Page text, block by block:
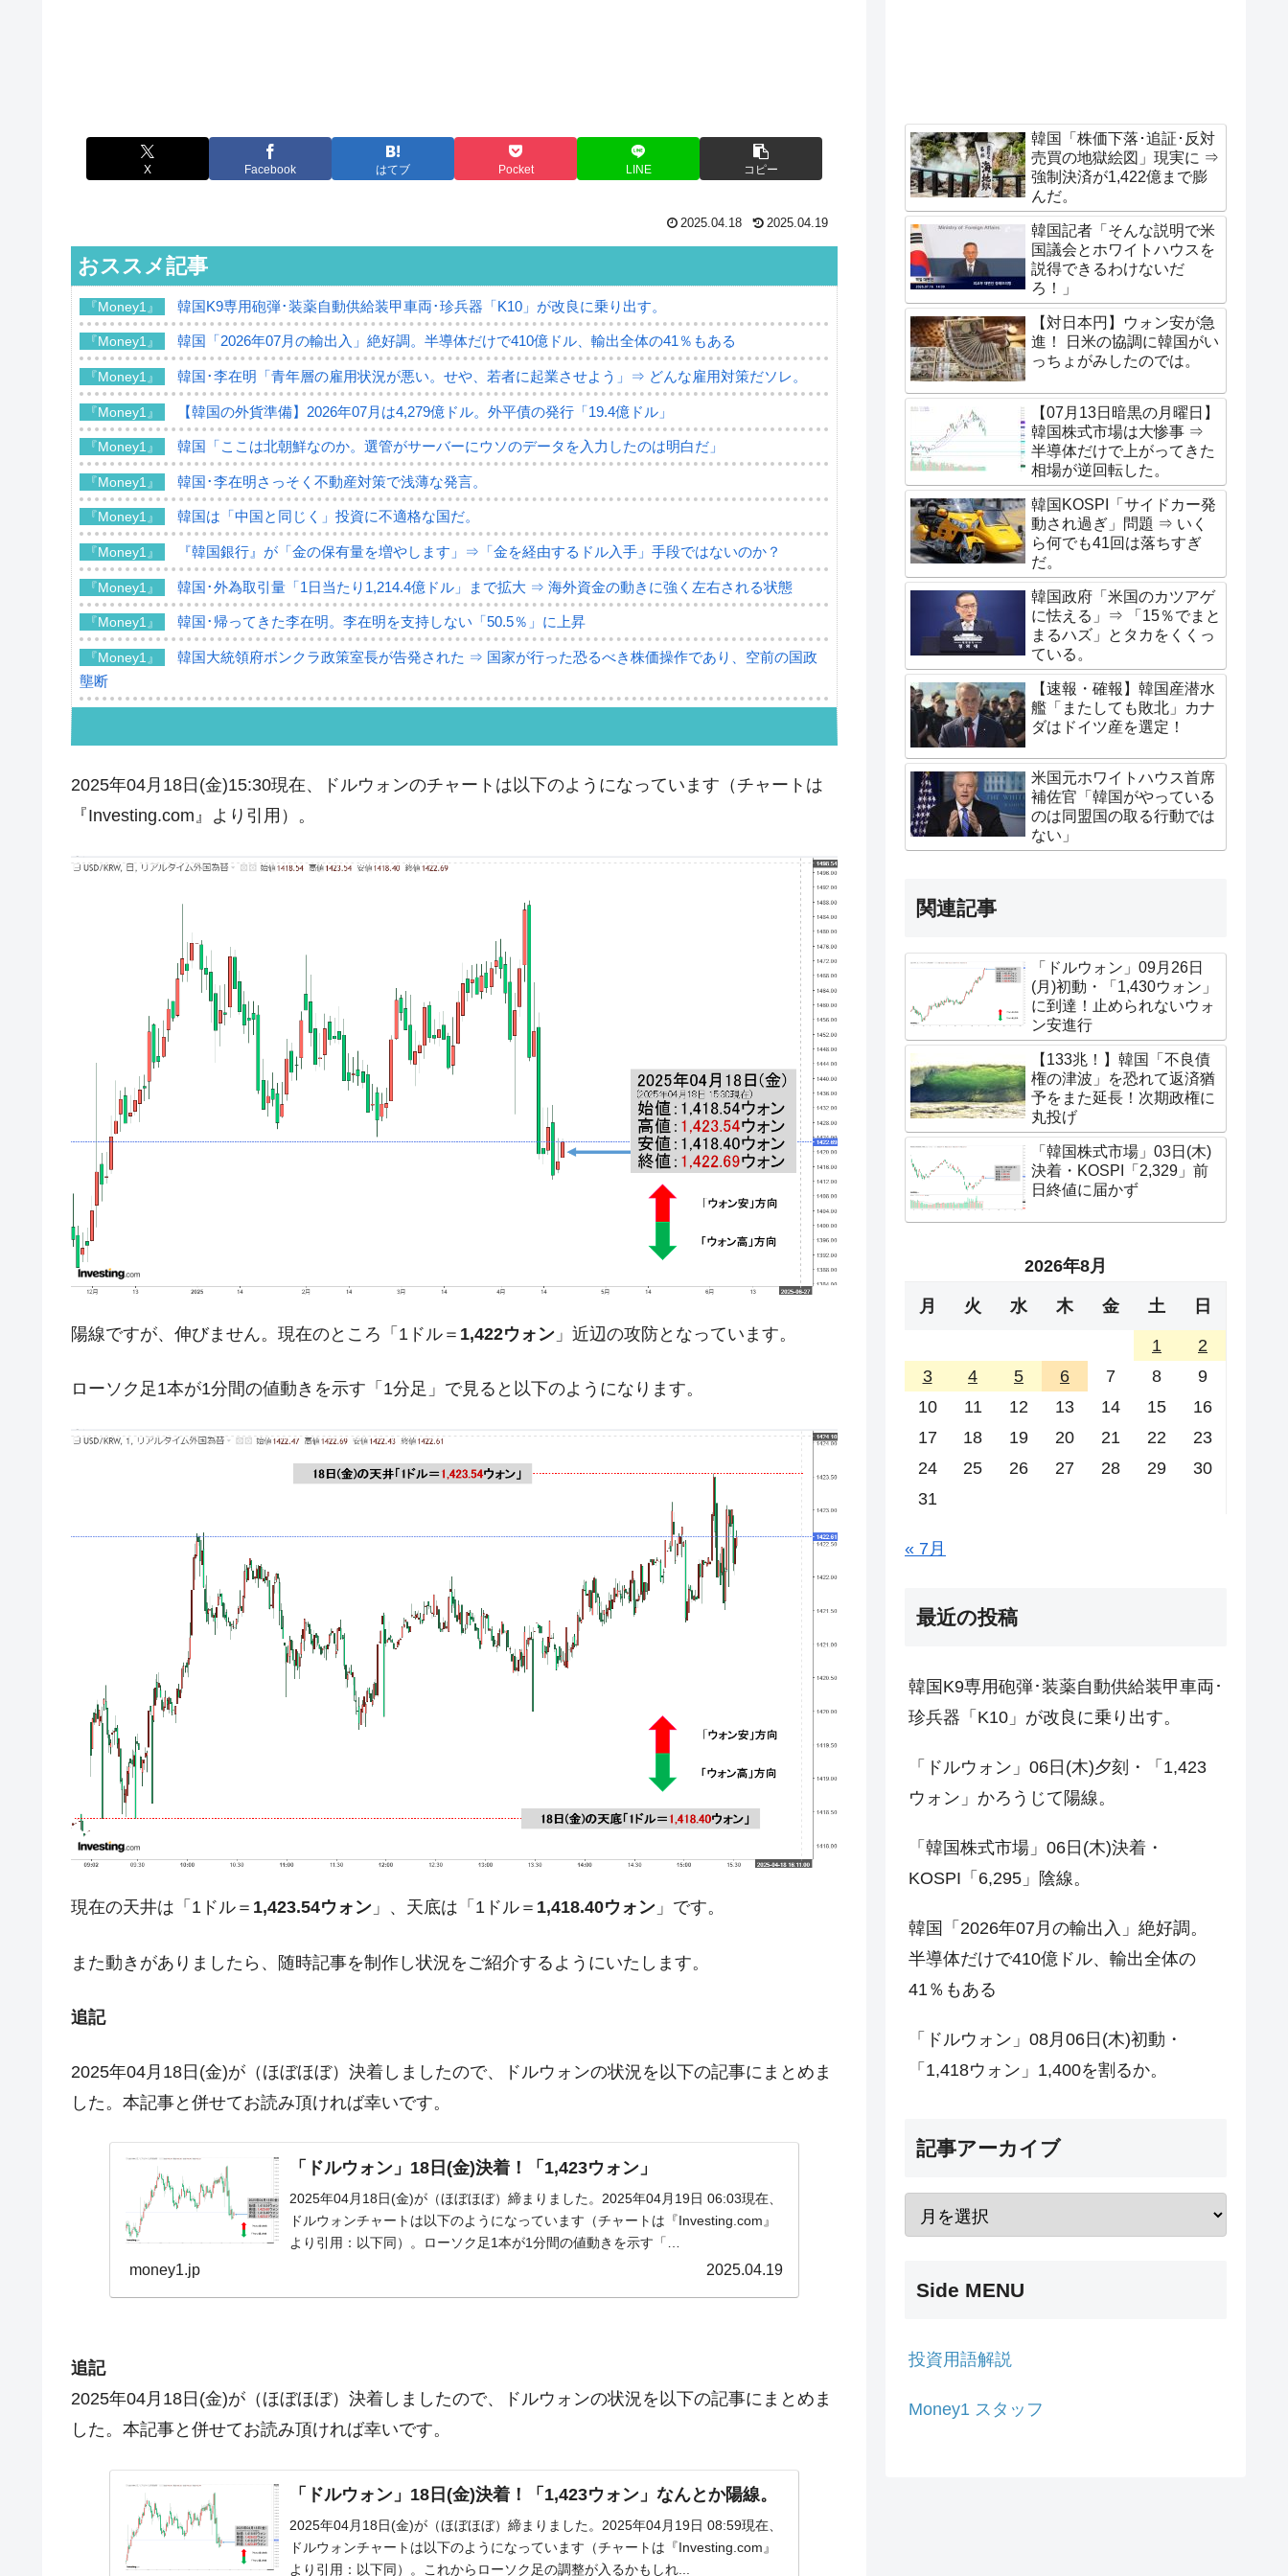
X Facebook はてブ Pocket LINE コピー
2025.04.18 2025.04.19
おススメ記事
『Money1』 韓国K9専用砲弾･装薬自動供給装甲車両･珍兵器「K10」が改良に乗り出す。
『Money1』 韓国「2026年07月の輸出入」絶好調。半導体だけで410億ドル、輸出全体の41％もある
『Money1』 韓国･李在明「青年層の雇用状況が悪い。せや、若者に起業させよう」⇒ どんな雇用対策だソレ。
『Money1』 【韓国の外貨準備】2026年07月は4,279億ドル。外平債の発行「19.4億ドル」
『Money1』 韓国「ここは北朝鮮なのか。選管がサーバーにウソのデータを入力したのは明白だ」
『Money1』 韓国･李在明さっそく不動産対策で浅薄な発言。
『Money1』 韓国は「中国と同じく」投資に不適格な国だ。
『Money1』 『韓国銀行』が「金の保有量を増やします」⇒「金を経由するドル入手」手段ではないのか？
『Money1』 韓国･外為取引量「1日当たり1,214.4億ドル」まで拡大 ⇒ 海外資金の動きに強く左右される状態
『Money1』 韓国･帰ってきた李在明。李在明を支持しない「50.5％」に上昇
『Money1』
韓国大統領府ボンクラ政策室長が告発された ⇒ 国家が行った恐るべき株価操作であり、空前の国政
壟断
中国だけが鉄鋼輸出を異常増加させる ⇒ 中国の過剰生産が世界を蝕む。
『Money1』 韓国製造業「半導体絶好調」のウラで他業種は全般的「不調」⇒ PSIが示す現況は決して良くない。
『Money1』 【米韓激突案件】韓国消費者院が『クーパン』1人当たり賠償10万ウォンを認定 ⇒ 総額3兆7,000億
『Money1』
韓国政府『BYD』車への補助金を全廃 ⇒ 実は韓国で『BYD』車は売れている。6カ月で対前年同期比
『Money1』
在韓米国大使スティールが着韓！⇒ さっそく空港に詰めかけ「出て行け！」「極右勢力」のプラカー
ドを掲げる「在韓反米勢力」
『Money1』 韓国政府「2035年までに18.4GW規模のAIデータセンター整備」⇒ だから無理だってば。
『Money1』 JPモルガン「韓国レバレッジETFの清算はほぼ終わった」
『Money1』
『Money1』 韓国政府「ニセＫ-ブランドを通報しようキャンペーン」⇒ あの名物教授も登場！
『Money1』
『Money1』
米国下院「韓国の公務員個人をターゲットにぶん殴る法案」提出！⇒ クーパン問題は合衆国企業に対
『Money1』 韓国半導体『SKハイニックス』2026年2Qの業績「史上最高益」当期純利益は前年同期比13.4倍に。
【速報】韓国株式市場の暴落・本日07月29日(水)もサイドカー・サーキットブレイカーの二段コンボ
韓国「株式市場が賭博場のように変質したのは政界の責任だ」
韓国「2026年1Q 資金循環統計」面白い結果に。
韓国化学企業最大手『ロッテケミカル』純借入金が約8兆。信用格付け「ネガティブ」にダウン
韓国株式市場･暗黒の火曜日。サーキットブレイカーも発動！ 半導体2銘柄の暴落
Fact1 日本の誇る海洋資源調査船『白嶺』は先進技術の塊！
Fact1 夏の甲子園、優勝校を最も多く輩出している都道府県とは？
Fact1 今話題の「楽天ライオンズ」とは？
Fact1 全て勝つといくら？ 競馬GI競走で勝利騎手がもらえる賞金とは？
Fact1 平成仮面ライダーの意外すぎるモチーフとは？
Fact1 発表から2日で大崩壊、鳴かず飛ばずに終わりそうなスーパーリーグとは？
Fact1 甲子園通算本塁打、最多の清原に次いで多く打っている意外な選手とは？
Fact1
2025年04月18日(金)15:30現在、ドルウォンのチャートは以下のようになっています（チャートは
『Investing.com』より引用）。
陽線ですが、伸びません。現在のところ「1ドル＝ 1,422ウォン 」近辺の攻防となっています。
ローソク足1本が1分間の値動きを示す「1分足」で見ると以下のようになります。
現在の天井は「1ドル＝ 1,423.54ウォン 」、天底は「1ドル＝ 1,418.40ウォン 」です。
また動きがありましたら、随時記事を制作し状況をご紹介するようにいたします。
追記
2025年04月18日(金)が（ほぼほぼ）決着しましたので、ドルウォンの状況を以下の記事にまとめま
した。本記事と併せてお読み頂ければ幸いです。
「ドルウォン」18日(金)決着！「1,423ウォン」
2025年04月18日(金)が（ほぼほぼ）締まりました。2025年04月19日 06:03現在、
ドルウォンチャートは以下のようになっています（チャートは『Investing.com』
より引用：以下同）。ローソク足1本が1分間の値動きを示す「…
money1.jp 2025.04.19
追記
2025年04月18日(金)が（ほぼほぼ）決着しましたので、ドルウォンの状況を以下の記事にまとめま
した。本記事と併せてお読み頂ければ幸いです。
「ドルウォン」18日(金)決着！「1,423ウォン」なんとか陽線。
2025年04月18日(金)が（ほぼほぼ）締まりました。2025年04月19日 08:59現在、
ドルウォンチャートは以下のようになっています（チャートは『Investing.com』
より引用：以下同）。これからローソク足の調整が入るかもしれ...
韓国「株価下落･追証･反対
売買の地獄絵図」現実に ⇒
強制決済が1,422億まで膨
んだ。
韓国記者「そんな説明で米
国議会とホワイトハウスを
説得できるわけないだ
ろ！」
【対日本円】ウォン安が急
進！ 日米の協調に韓国がい
っちょがみしたのでは。
【07月13日暗黒の月曜日】
韓国株式市場は大惨事 ⇒
半導体だけで上がってきた
相場が逆回転した。
韓国KOSPI「サイドカー発
動され過ぎ」問題 ⇒ いく
ら何でも41回は落ちすぎ
だ。
韓国政府「米国のカツアゲ
に怯える」⇒ 「15％でまと
まるハズ」とタカをくくっ
ている。
【速報・確報】韓国産潜水
艦「またしても敗北」カナ
ダはドイツ産を選定！
米国元ホワイトハウス首席
補佐官「韓国がやっている
のは同盟国の取る行動では
ない」
関連記事
「ドルウォン」09月26日
(月)初動・「1,430ウォン」
に到達！止められないウォ
ン安進行
【133兆！】韓国「不良債
権の津波」を恐れて返済猶
予をまた延長！次期政権に
丸投げ
「韓国株式市場」03日(木)
決着・KOSPI「2,329」前
日終値に届かず
2026年8月
月 火 水 木 金 土 日
1
2
3
4 5 6 7 8
9
10
11 12 13 14 15
16
17
18 19 20 21 22
23
24
25 26 27 28 29
30
31
« 7月
最近の投稿
韓国K9専用砲弾･装薬自動供給装甲車両･
珍兵器「K10」が改良に乗り出す。
「ドルウォン」06日(木)夕刻・「1,423
ウォン」かろうじて陽線。
「韓国株式市場」06日(木)決着・
KOSPI「6,295」陰線。
韓国「2026年07月の輸出入」絶好調。
半導体だけで410億ドル、輸出全体の
41％もある
「ドルウォン」08月06日(木)初動・
「1,418ウォン」1,400を割るか。
記事アーカイブ
Side MENU
投資用語解説
Money1 スタッフ